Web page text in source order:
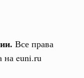
Все права
на euni.ru